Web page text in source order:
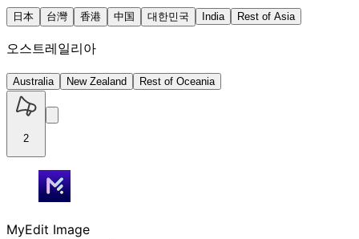
日本 台灣 香港 中国 대한민국 India Rest of Asia
오스트레일리아
Australia New Zealand Rest of Oceania
2
MyEdit Image